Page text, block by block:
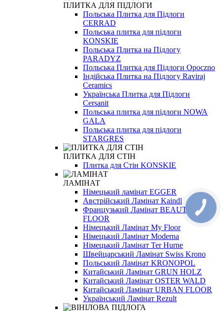
ПЛИТКА ДЛЯ ПІДЛОГИ
Польська Плитка для Підлоги
CERRAD
Польська плитка для підлоги
KONSKIE
Польська Плитка на Підлогу
PARADYZ
Польська Плитка для Підлоги Opoczno
Індійська Плитка на Підлогу Raviraj
Ceramics
Українська Плитка для Підлоги
Cersanit
Польська плитка для підлоги NOWA
GALA
Польська плитка для підлоги
STARGRES
ПЛИТКА ДЛЯ СТІН
Плитка для Стін KONSKIE
ЛАМІНАТ
Німецький ламінат EGGER
Австрійський Ламінат Kaindl
Французький Ламінат BEAUTY
FLOOR
Німецький Ламінат My Floor
Німецький Ламінат Moderna
Німецький Ламінат Ter Hurne
Швейцарський Ламінат Swiss Krono
Польський Ламінат KRONOPOL
Китайський Ламінат GRUN HOLZ
Китайський Ламінат OSTER WALD
Китайський Ламінат URBAN FLOOR
Український Ламінат Rezult